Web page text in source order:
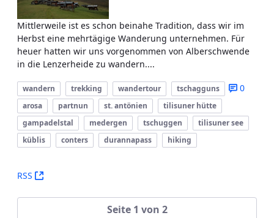
Mittlerweile ist es schon beinahe Tradition, dass wir im
Herbst eine mehrtägige Wanderung unternehmen. Für
heuer hatten wir uns vorgenommen von Alberschwende
in die Lenzerheide zu wandern....
0
wandern trekking wandertour
tschagguns
arosa
partnun st. antönien
tilisuner hütte
gampadelstal
medergen tschuggen
tilisuner see
küblis
conters durannapass hiking
RSS (Öffnet neues Fenster)
Seite 1 von 2